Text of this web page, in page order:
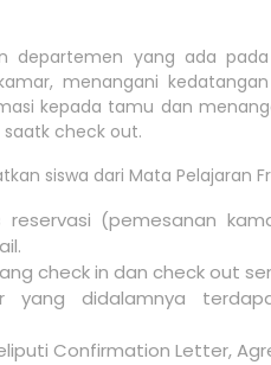
departemen yang ada
menangani
kepada tamu dan
check out.
siswa dari Mata Pelajaran
reservasi (pemesanan
check in dan check out
yang didalamnya
Confirmation Letter,